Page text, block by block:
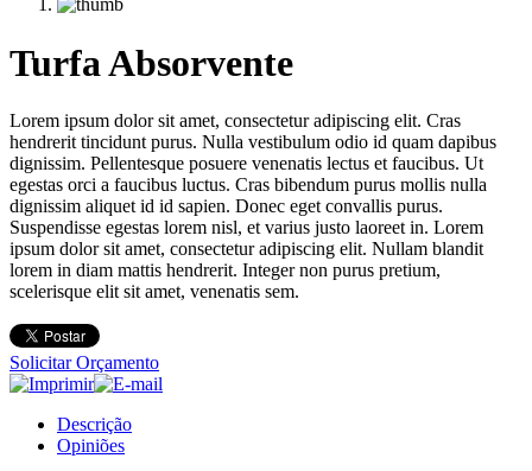
Turfa Absorvente
Lorem ipsum dolor sit amet, consectetur adipiscing elit. Cras
hendrerit tincidunt purus. Nulla vestibulum odio id quam dapibus
dignissim. Pellentesque posuere venenatis lectus et faucibus. Ut
egestas orci a faucibus luctus. Cras bibendum purus mollis nulla
dignissim aliquet id id sapien. Donec eget convallis purus.
Suspendisse egestas lorem nisl, et varius justo laoreet in. Lorem
ipsum dolor sit amet, consectetur adipiscing elit. Nullam blandit
lorem in diam mattis hendrerit. Integer non purus pretium,
scelerisque elit sit amet, venenatis sem.
Solicitar Orçamento
Descrição
Opiniões